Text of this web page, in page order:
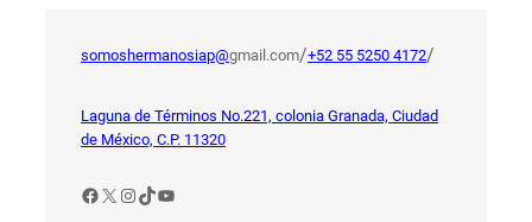
somoshermanosiap@gmail.com/+52 55 5250 4172/
Laguna de Términos No.221, colonia Granada, Ciudad
de México, C.P. 11320
Facebook
X Instagram
TikTok
YouTube